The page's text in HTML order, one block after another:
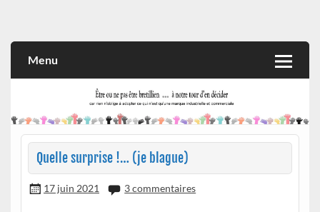
et commerciale
Menu
Quelle surprise !… (je blague)
17 juin 2021 3 commentaires